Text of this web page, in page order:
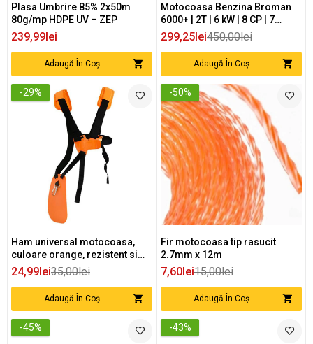
Plasa Umbrire 85% 2x50m
80g/mp HDPE UV – ZEP
239,99lei
Adaugă În Coș
Motocoasa Benzina Broman
6000+ | 2T | 6 kW | 8 CP | 7
Accesorii Incluse
299,25lei450,00lei
Adaugă În Coș
-29%
Ham universal motocoasa,
culoare orange, rezistent si
sigur
24,99lei35,00lei
Adaugă În Coș
-50%
Fir motocoasa tip rasucit
2.7mm x 12m
7,60lei15,00lei
Adaugă În Coș
-45% -43%